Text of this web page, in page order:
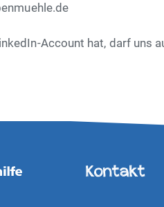
Account hat, darf
Kontakt